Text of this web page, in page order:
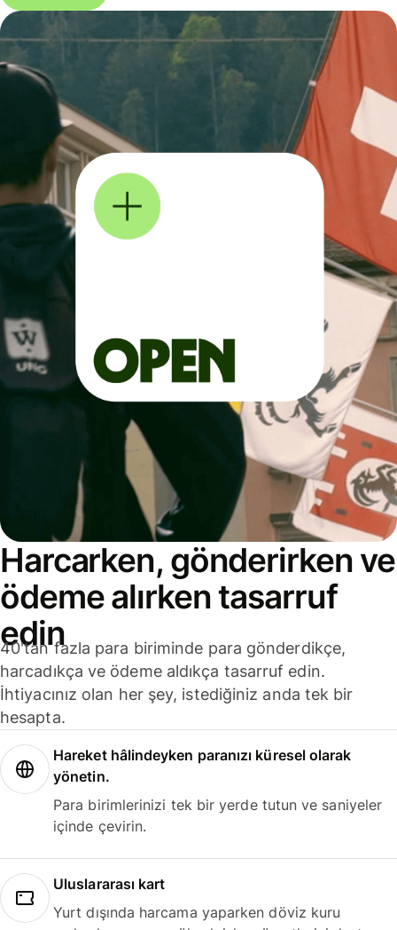
Harcarken, gönderirken ve
ödeme alırken tasarruf
edin
40'tan fazla para biriminde para gönderdikçe,
harcadıkça ve ödeme aldıkça tasarruf edin.
İhtiyacınız olan her şey, istediğiniz anda tek bir
hesapta.
Hareket hâlindeyken paranızı küresel olarak
yönetin.
Para birimlerinizi tek bir yerde tutun ve saniyeler
içinde çevirin.
Uluslararası kart
Yurt dışında harcama yaparken döviz kuru